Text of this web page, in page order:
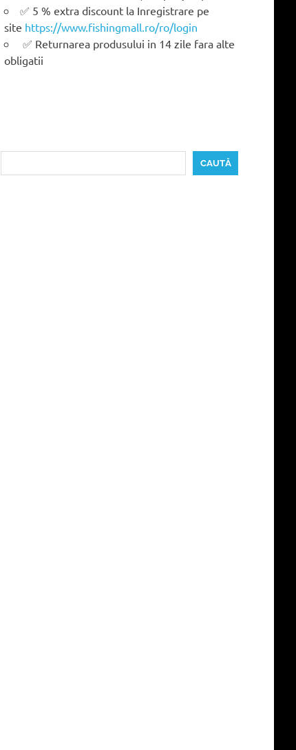
✅ 5 % extra discount la Inregistrare pe
site https://www.fishingmall.ro/ro/login
✅ Returnarea produsului in 14 zile fara alte
obligatii
CAUTĂ